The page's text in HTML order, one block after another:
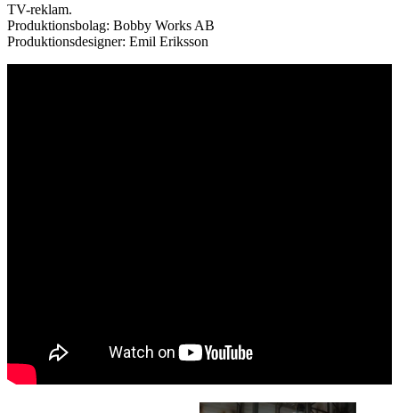
TV-reklam.
Produktionsbolag: Bobby Works AB
Produktionsdesigner: Emil Eriksson